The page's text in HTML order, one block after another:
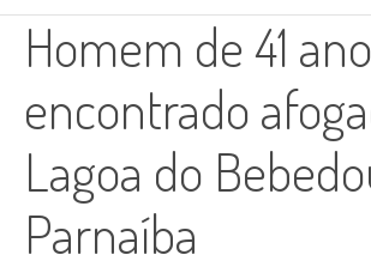
Homem de 41
encontrado
Lagoa do
Parnaíba